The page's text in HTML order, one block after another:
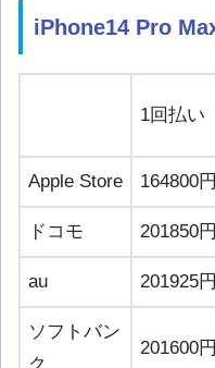
iPhone14 Pro
1回払い
Apple Store 164800円
ドコモ 201850円
au 201925円
ソフトバン
201600円